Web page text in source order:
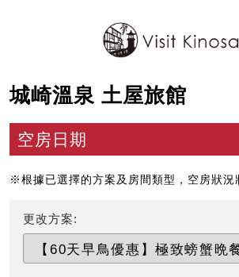
城崎溫泉 土屋旅館
空房日期
※根據已選擇的方案及房間類型，空房狀況
更改方案: